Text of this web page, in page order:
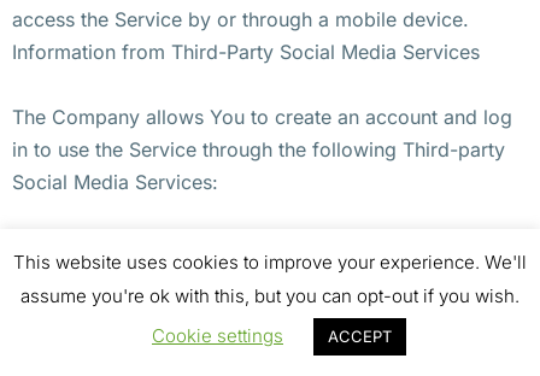
access the Service by or through a mobile device.
Information from Third-Party Social Media Services
The Company allows You to create an account and log
in to use the Service through the following Third-party
Social Media Services:
Twitter
This website uses cookies to improve your experience. We'll
assume you're ok with this, but you can opt-out if you wish.
Cookie settings
ACCEPT